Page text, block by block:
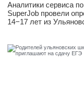
Аналитики сервиса
SuperJob провели
14−17 лет из